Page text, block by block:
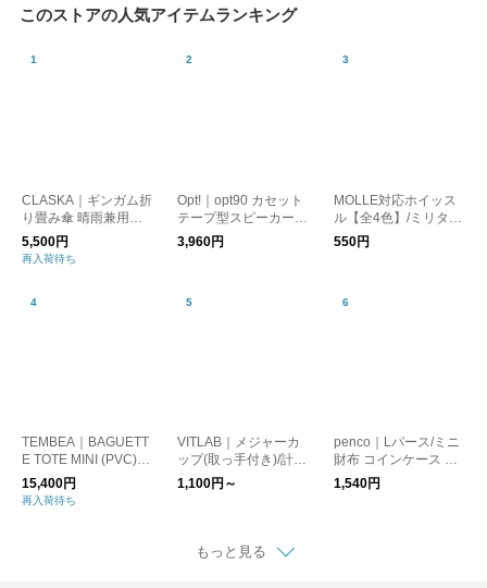
このストアの人気アイテムランキング
CLASKA｜ギンガム折
り畳み傘 晴雨兼用
（遮光）
5,500円
再入荷待ち
Opt!｜opt90 カセット
テープ型スピーカー/B
luetooth
3,960円
MOLLE対応ホイッス
ル【全4色】/ミリタリ
ー 笛 防災
550円
TEMBEA｜BAGUETT
E TOTE MINI (PVC)
DOG-1/トートバッグ
犬
15,400円
再入荷待ち
VITLAB｜メジャーカ
ップ(取っ手付き)/計量
カップ ドイツ製
1,100円～
penco｜Lパース/ミニ
財布 コインケース カ
ードケース
1,540円
もっと見る